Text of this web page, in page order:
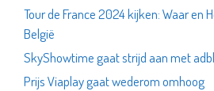
Tour de France 2024 kijken: Waar en
België
SkyShowtime gaat strijd aan met
Prijs Viaplay gaat wederom omhoog